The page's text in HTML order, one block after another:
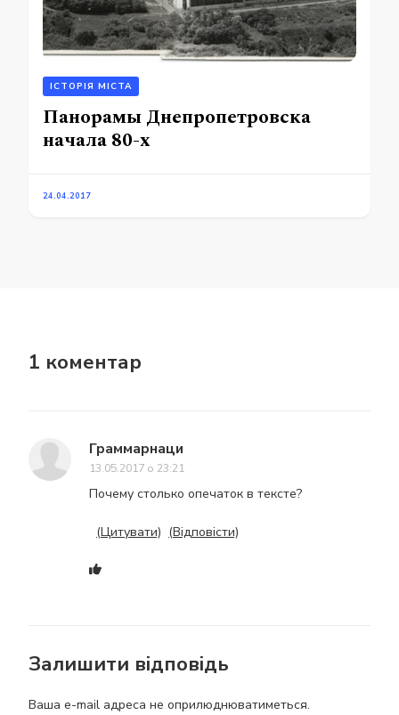
ІСТОРІЯ МІСТА
Панорамы Днепропетровска
начала 80-х
24.04.2017
1 коментар
Граммарнаци
13.05.2017 о 23:21
Почему столько опечаток в тексте?
(Цитувати) (Відповісти)
Залишити відповідь
Ваша e-mail адреса не оприлюднюватиметься.